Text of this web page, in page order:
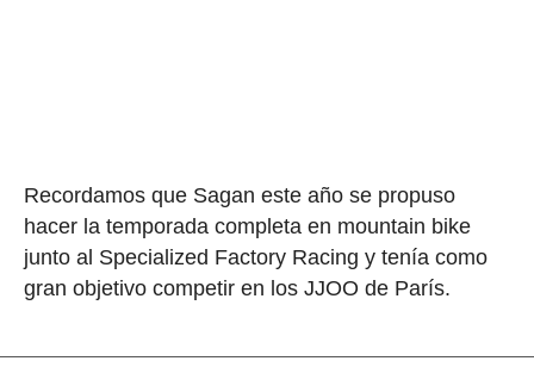
Recordamos que Sagan este año se propuso
hacer la temporada completa en mountain bike
junto al Specialized Factory Racing y tenía como
gran objetivo competir en los JJOO de París.